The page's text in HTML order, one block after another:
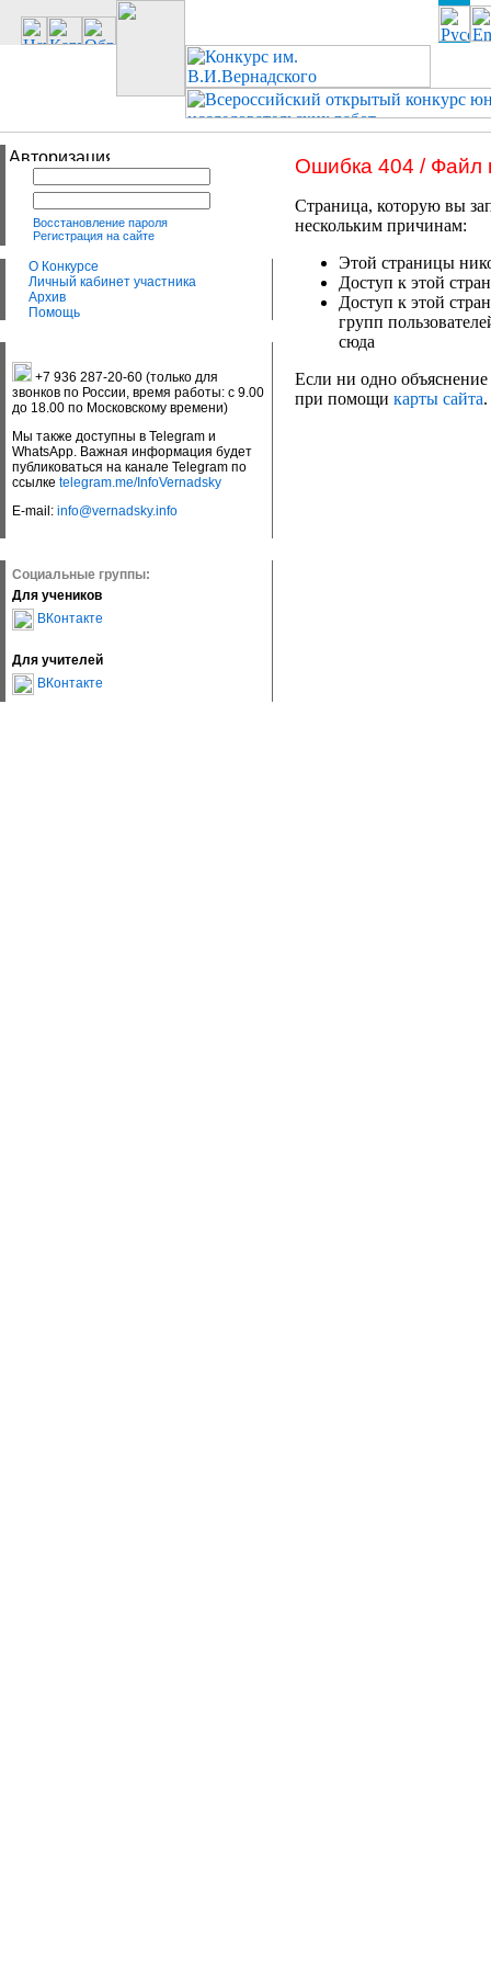
Восстановление пароля
Регистрация на сайте
О Конкурсе
Личный кабинет участника
Архив
Помощь
+7 936 287-20-60 (только для
звонков по России, время работы: с 9.00
до 18.00 по Московскому времени)
Мы также доступны в Telegram и
WhatsApp. Важная информация будет
публиковаться на канале Telegram по
ссылке telegram.me/InfoVernadsky
E-mail: info@vernadsky.info
Социальные группы:
Для учеников
ВКонтакте
Для учителей
ВКонтакте
Ошибка 404 / Файл
Страница, которую вы
нескольким причинам:
Этой страницы
Доступ к этой
Доступ к этой
групп
сюда
Если ни одно объяснение
при помощи карты сайта.